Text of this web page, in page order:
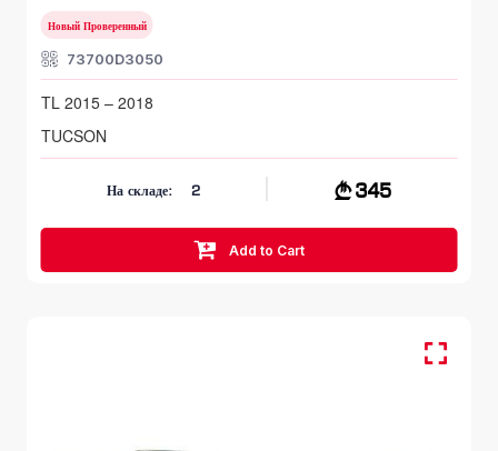
Новый Проверенный
73700D3050
TL 2015 – 2018
TUCSON
На складе: 2 345
Add to Cart